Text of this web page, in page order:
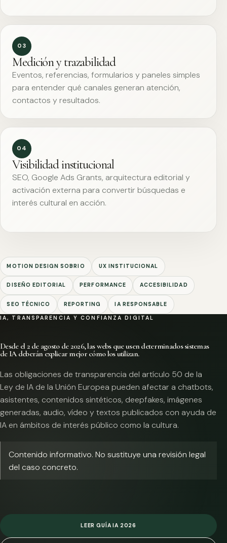
03
Medición y trazabilidad
Eventos, referencias, formularios y paneles simples
para entender qué canales generan atención,
contactos y resultados.
04
Visibilidad institucional
SEO, Google Ads Grants, arquitectura editorial y
activación externa para convertir búsquedas e
interés cultural en acción.
MOTION DESIGN SOBRIO UX INSTITUCIONAL
DISEÑO EDITORIAL PERFORMANCE ACCESIBILIDAD
SEO TÉCNICO REPORTING IA RESPONSABLE
IA, TRANSPARENCIA Y CONFIANZA DIGITAL
Desde el 2 de agosto de 2026, las webs que usen determinados sistemas
de IA deberán explicar mejor cómo los utilizan.
Las obligaciones de transparencia del artículo 50 de la
Ley de IA de la Unión Europea pueden afectar a chatbots,
asistentes, contenidos sintéticos, deepfakes, imágenes
generadas, audio, vídeo y textos publicados con ayuda de
IA en ámbitos de interés público como la cultura.
Contenido informativo. No sustituye una revisión legal
del caso concreto.
LEER GUÍA IA 2026